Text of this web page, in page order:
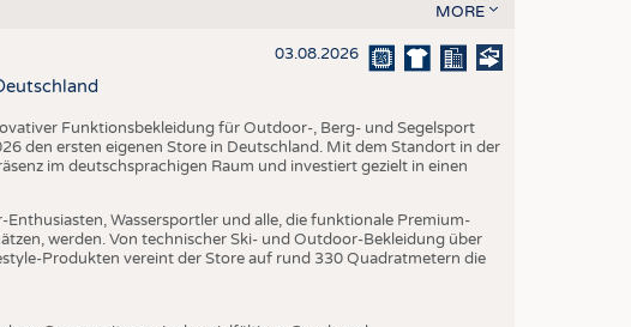
MORE
03.08.2026
Funktionsbekleidung für Outdoor-, Berg- und Segelsport
den ersten eigenen Store in Deutschland. Mit dem Standort in der
im deutschsprachigen Raum und investiert gezielt in einen
Wassersportler und alle, die funktionale Premium-
werden. Von technischer Ski- und Outdoor-Bekleidung über
Produkten vereint der Store auf rund 330 Quadratmetern die